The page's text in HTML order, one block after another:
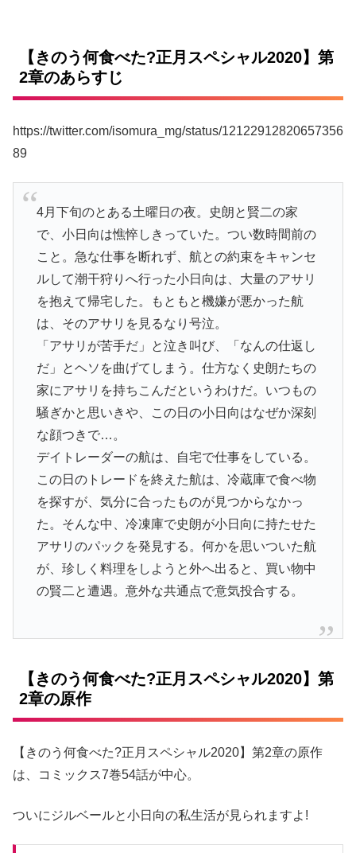
【きのう何食べた?正月スペシャル2020】第
2章のあらすじ
https://twitter.com/isomura_mg/status/12122912820657356
89
4月下旬のとある土曜日の夜。史朗と賢二の家
で、小日向は憔悴しきっていた。つい数時間前の
こと。急な仕事を断れず、航との約束をキャンセ
ルして潮干狩りへ行った小日向は、大量のアサリ
を抱えて帰宅した。もともと機嫌が悪かった航
は、そのアサリを見るなり号泣。
「アサリが苦手だ」と泣き叫び、「なんの仕返し
だ」とヘソを曲げてしまう。仕方なく史朗たちの
家にアサリを持ちこんだというわけだ。いつもの
騒ぎかと思いきや、この日の小日向はなぜか深刻
な顔つきで…。
デイトレーダーの航は、自宅で仕事をしている。
この日のトレードを終えた航は、冷蔵庫で食べ物
を探すが、気分に合ったものが見つからなかっ
た。そんな中、冷凍庫で史朗が小日向に持たせた
アサリのパックを発見する。何かを思いついた航
が、珍しく料理をしようと外へ出ると、買い物中
の賢二と遭遇。意外な共通点で意気投合する。
【きのう何食べた?正月スペシャル2020】第
2章の原作
【きのう何食べた?正月スペシャル2020】第2章の原作
は、コミックス7巻54話が中心。
ついにジルベールと小日向の私生活が見られますよ!